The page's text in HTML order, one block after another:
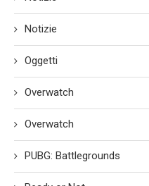
Notizie
Oggetti
Overwatch
Overwatch
PUBG: Battlegrounds